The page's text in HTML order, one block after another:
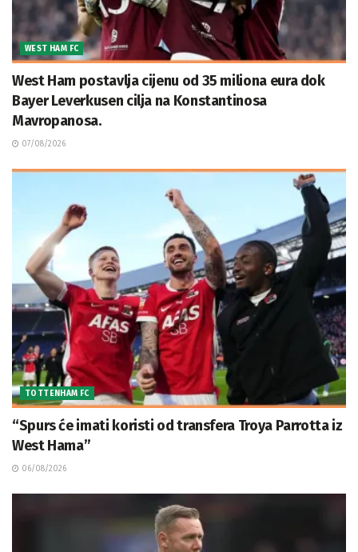
WEST HAM FC
West Ham postavlja cijenu od 35 miliona eura dok
Bayer Leverkusen cilja na Konstantinosa
Mavropanosa.
07/08/2026
TOTTENHAM FC
“Spurs će imati koristi od transfera Troya Parrotta iz
West Hama”
06/08/2026